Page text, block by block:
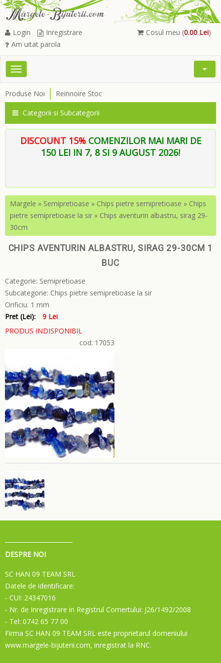
Cosul meu (0.00 Lei)
Login
Inregistrare
Am uitat parola
Toggle
Open
Produse Noi Reinnoire Stoc
Categorii si Subcategorii
DISCOUNT 15% COMENZILOR MAI MARI DE
150 LEI IN 7, 8 SI 9 AUGUST 2026!
Margele » Semipretioase » Chips pietre semipretioase » Chips
pietre semipretioase la sir » Chips aventurin albastru, sirag 29-
30cm
CHIPS AVENTURIN ALBASTRU, SIRAG 29-30CM 1
BUC
Categorie: Semipretioase
Subcategorie: Chips pietre semipretioase la sir
Orificiu: 1 mm
Pret (Lei):
9 Lei
PRODUS INDISPONIBIL
cod: 17053
DESPRE NOI
SC HAN 09 TEAM SRL
Datele de identificare:
- CUI: 24347016
- Nr. de Inregistrare in Registrul Comertului: J26/1492/2008
- Tel: 0742 65 77 00
Firma SC HAN 09 TEAM SRL este proprietarul domeniului
www.margele-bijuterii.com, inregistrat la RNC.